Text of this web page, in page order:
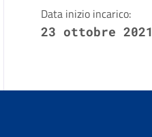
Data inizio incarico:
23 ottobre 2021